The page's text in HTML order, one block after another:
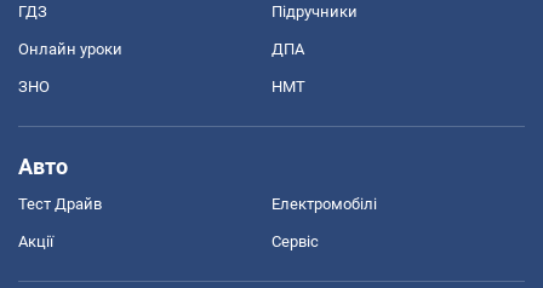
ГДЗ Підручники
Онлайн уроки ДПА
ЗНО НМТ
Авто
Тест Драйв Електромобілі
Акції Сервіс